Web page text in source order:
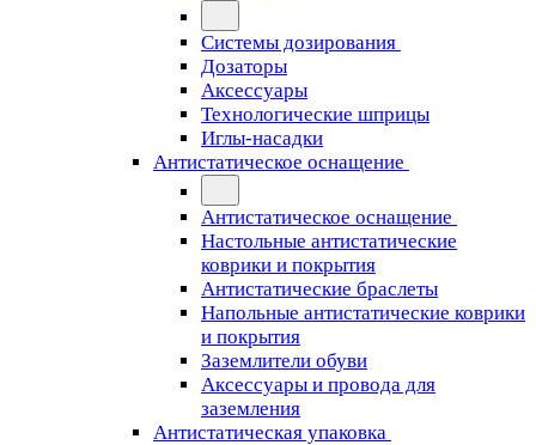
Системы дозирования
Дозаторы
Аксессуары
Технологические шприцы
Иглы-насадки
Антистатическое оснащение
Антистатическое оснащение
Настольные антистатические
коврики и покрытия
Антистатические браслеты
Напольные антистатические коврики
и покрытия
Заземлители обуви
Аксессуары и провода для
заземления
Антистатическая упаковка